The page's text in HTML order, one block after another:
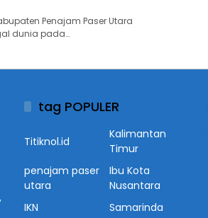
Penajam Paser Utara
dunia pada…
tag POPULER
Titiknol.id
Kalimantan
Timur
penajam paser
utara
Ibu Kota
Nusantara
IKN
Samarinda